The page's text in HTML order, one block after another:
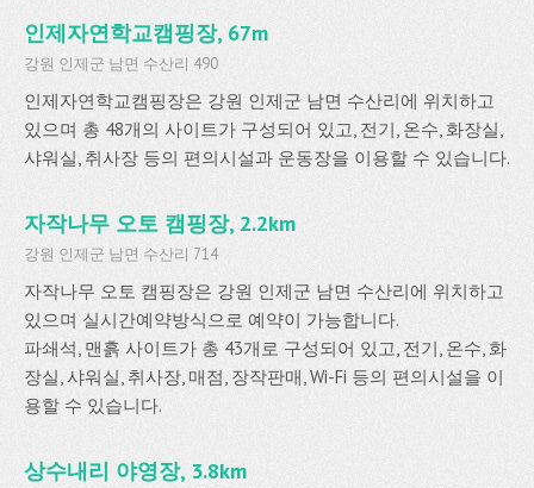
인제자연학교캠핑장, 67m
강원 인제군 남면 수산리 490
인제자연학교캠핑장은 강원 인제군 남면 수산리에 위치하고
있으며 총 48개의 사이트가 구성되어 있고, 전기, 온수, 화장실,
샤워실, 취사장 등의 편의시설과 운동장을 이용할 수 있습니다.
자작나무 오토 캠핑장, 2.2km
강원 인제군 남면 수산리 714
자작나무 오토 캠핑장은 강원 인제군 남면 수산리에 위치하고
있으며 실시간예약방식으로 예약이 가능합니다.
파쇄석, 맨흙 사이트가 총 43개로 구성되어 있고, 전기, 온수, 화
장실, 샤워실, 취사장, 매점, 장작판매, Wi-Fi 등의 편의시설을 이
용할 수 있습니다.
상수내리 야영장, 3.8km